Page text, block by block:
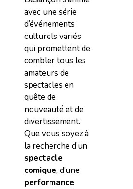
avec une série
d’événements
culturels variés
qui promettent de
combler tous les
amateurs de
spectacles en
quête de
nouveauté et de
divertissement.
Que vous soyez à
la recherche d’un
spectacle
comique, d’une
performance